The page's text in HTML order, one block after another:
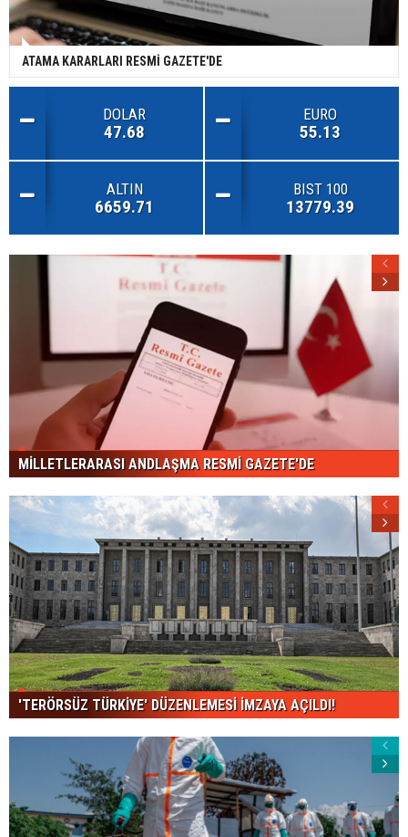
ATAMA KARARLARI RESMİ GAZETE'DE
DOLAR
47.68
EURO
55.13
ALTIN
6659.71
BIST 100
13779.39
MİLLETLERARASI ANDLAŞMA RESMİ GAZETE'DE
'TERÖRSÜZ TÜRKİYE' DÜZENLEMESİ İMZAYA AÇILDI!